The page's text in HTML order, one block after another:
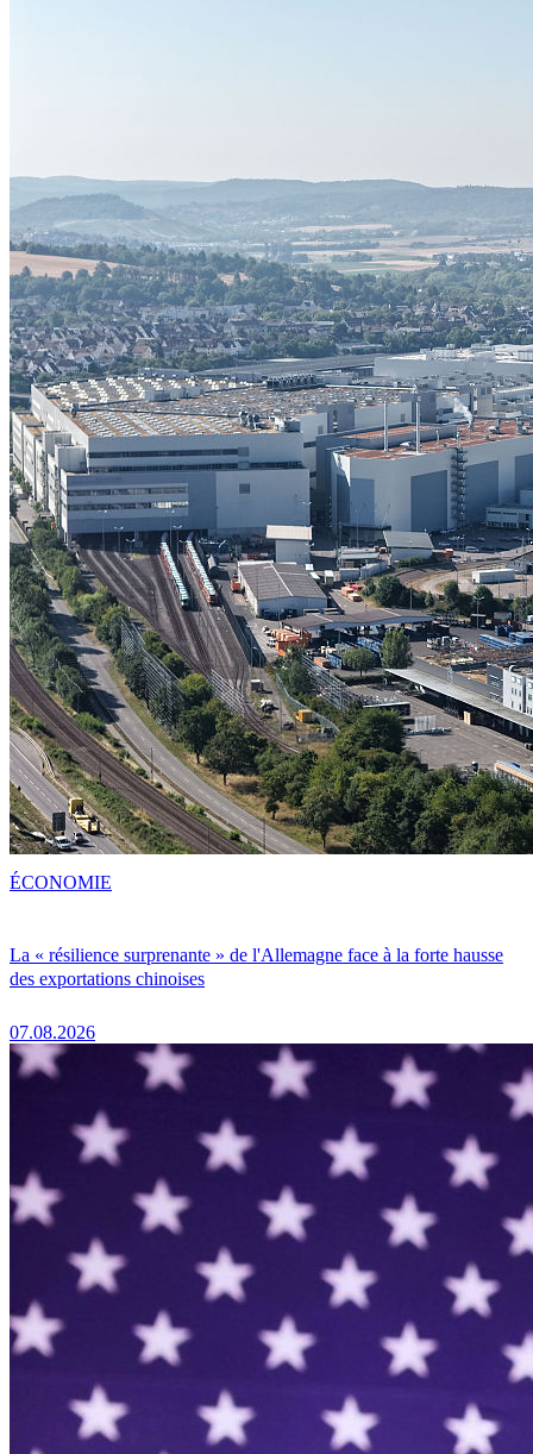
La « résilience surprenante » de l'Allemagne face à la forte hausse
des exportations chinoises
07.08.2026
ÉCONOMIE